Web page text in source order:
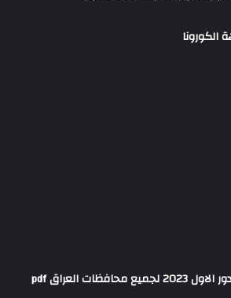
نتائج السادس ابتدائي الدور الاول 2023 لجميع محافظات العراق pdf